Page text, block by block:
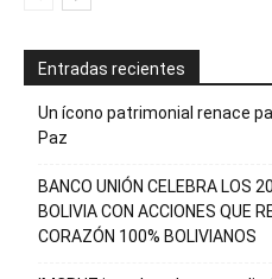
Entradas recientes
Un ícono patrimonial renace
Paz
BANCO UNIÓN CELEBRA LOS
BOLIVIA CON ACCIONES QUE
CORAZÓN 100% BOLIVIANOS